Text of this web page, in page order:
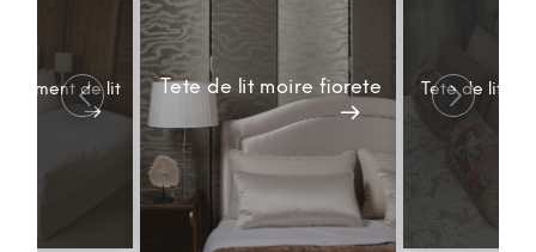
de lit Tete de lit moire fiorete Tete de lit